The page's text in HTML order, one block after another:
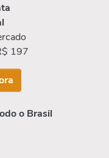
197
o Brasil